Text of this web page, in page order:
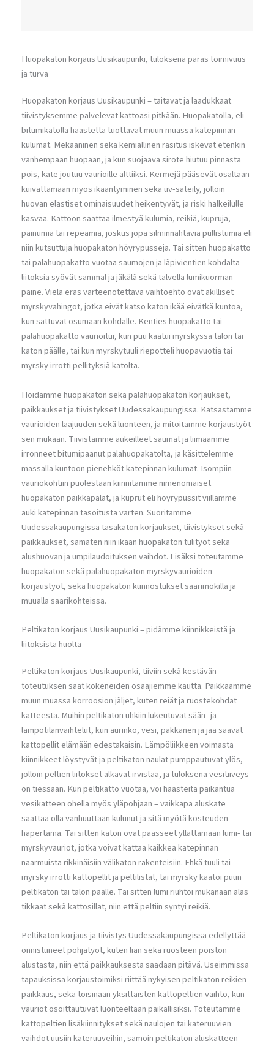
Huopakaton korjaus Uusikaupunki, tuloksena paras toimivuus
ja turva
Huopakaton korjaus Uusikaupunki – taitavat ja laadukkaat
tiivistyksemme palvelevat kattoasi pitkään. Huopakatolla, eli
bitumikatolla haastetta tuottavat muun muassa katepinnan
kulumat. Mekaaninen sekä kemiallinen rasitus iskevät etenkin
vanhempaan huopaan, ja kun suojaava sirote hiutuu pinnasta
pois, kate joutuu vaurioille alttiiksi. Kermejä pääsevät osaltaan
kuivattamaan myös ikääntyminen sekä uv-säteily, jolloin
huovan elastiset ominaisuudet heikentyvät, ja riski halkeilulle
kasvaa. Kattoon saattaa ilmestyä kulumia, reikiä, kupruja,
painumia tai repeämiä, joskus jopa silminnähtäviä pullistumia eli
niin kutsuttuja huopakaton höyrypusseja. Tai sitten huopakatto
tai palahuopakatto vuotaa saumojen ja läpivientien kohdalta –
liitoksia syövät sammal ja jäkälä sekä talvella lumikuorman
paine. Vielä eräs varteenotettava vaihtoehto ovat äkilliset
myrskyvahingot, jotka eivät katso katon ikää eivätkä kuntoa,
kun sattuvat osumaan kohdalle. Kenties huopakatto tai
palahuopakatto vaurioitui, kun puu kaatui myrskyssä talon tai
katon päälle, tai kun myrskytuuli riepotteli huopavuotia tai
myrsky irrotti pellityksiä katolta.
Hoidamme huopakaton sekä palahuopakaton korjaukset,
paikkaukset ja tiivistykset Uudessakaupungissa. Katsastamme
vaurioiden laajuuden sekä luonteen, ja mitoitamme korjaustyöt
sen mukaan. Tiivistämme aukeilleet saumat ja liimaamme
irronneet bitumipaanut palahuopakatolta, ja käsittelemme
massalla kuntoon pienehköt katepinnan kulumat. Isompiin
vauriokohtiin puolestaan kiinnitämme nimenomaiset
huopakaton paikkapalat, ja kuprut eli höyrypussit viillämme
auki katepinnan tasoitusta varten. Suoritamme
Uudessakaupungissa tasakaton korjaukset, tiivistykset sekä
paikkaukset, samaten niin ikään huopakaton tulityöt sekä
alushuovan ja umpilaudoituksen vaihdot. Lisäksi toteutamme
huopakaton sekä palahuopakaton myrskyvaurioiden
korjaustyöt, sekä huopakaton kunnostukset saarimökillä ja
muualla saarikohteissa.
Peltikaton korjaus Uusikaupunki – pidämme kiinnikkeistä ja
liitoksista huolta
Peltikaton korjaus Uusikaupunki, tiiviin sekä kestävän
toteutuksen saat kokeneiden osaajiemme kautta. Paikkaamme
muun muassa korroosion jäljet, kuten reiät ja ruostekohdat
katteesta. Muihin peltikaton uhkiin lukeutuvat sään- ja
lämpötilanvaihtelut, kun aurinko, vesi, pakkanen ja jää saavat
kattopellit elämään edestakaisin. Lämpöliikkeen voimasta
kiinnikkeet löystyvät ja peltikaton naulat pumppautuvat ylös,
jolloin peltien liitokset alkavat irvistää, ja tuloksena vesitiiveys
on tiessään. Kun peltikatto vuotaa, voi haasteita paikantua
vesikatteen ohella myös yläpohjaan – vaikkapa aluskate
saattaa olla vanhuuttaan kulunut ja sitä myötä kosteuden
hapertama. Tai sitten katon ovat päässeet yllättämään lumi- tai
myrskyvauriot, jotka voivat kattaa kaikkea katepinnan
naarmuista rikkinäisiin välikaton rakenteisiin. Ehkä tuuli tai
myrsky irrotti kattopellit ja peltilistat, tai myrsky kaatoi puun
peltikaton tai talon päälle. Tai sitten lumi riuhtoi mukanaan alas
tikkaat sekä kattosillat, niin että peltiin syntyi reikiä.
Peltikaton korjaus ja tiivistys Uudessakaupungissa edellyttää
onnistuneet pohjatyöt, kuten lian sekä ruosteen poiston
alustasta, niin että paikkauksesta saadaan pitävä. Useimmissa
tapauksissa korjaustoimiksi riittää nykyisen peltikaton reikien
paikkaus, sekä toisinaan yksittäisten kattopeltien vaihto, kun
vauriot osoittautuvat luonteeltaan paikallisiksi. Toteutamme
kattopeltien lisäkiinnitykset sekä naulojen tai kateruuvien
vaihdot uusiin kateruuveihin, samoin peltikaton aluskatteen